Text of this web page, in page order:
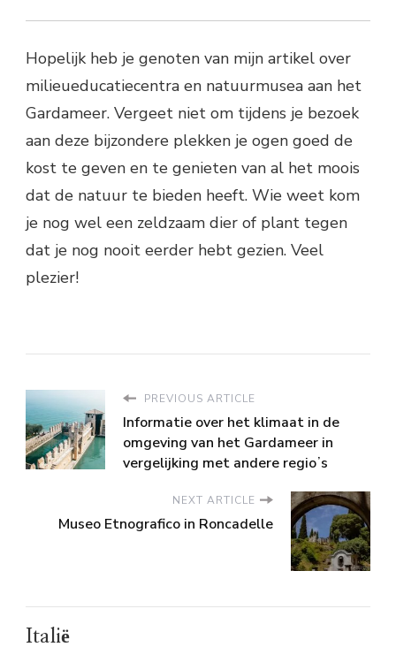
Hopelijk heb je genoten van mijn artikel over
milieueducatiecentra en natuurmusea aan het
Gardameer. Vergeet niet om tijdens je bezoek
aan deze bijzondere plekken je ogen goed de
kost te geven en te genieten van al het moois
dat de natuur te bieden heeft. Wie weet kom
je nog wel een zeldzaam dier of plant tegen
dat je nog nooit eerder hebt gezien. Veel
plezier!
PREVIOUS ARTICLE
Informatie over het klimaat in de
omgeving van het Gardameer in
vergelijking met andere regioʼs
NEXT ARTICLE
Museo Etnografico in Roncadelle
Italië